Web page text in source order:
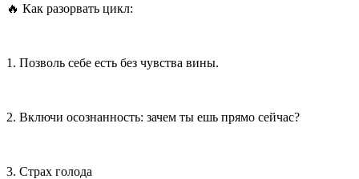
🔥 Как разорвать цикл:
1. Позволь себе есть без чувства вины.
2. Включи осознанность: зачем ты ешь прямо сейчас?
3. Страх голода